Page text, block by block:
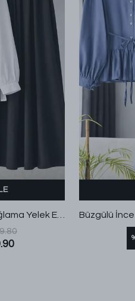
Asimetrik Kesim Yan Bağlama Yelek Etekli Takım Siyah